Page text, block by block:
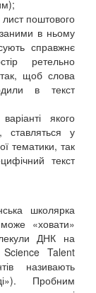
поштового
в ньому
справжнє
ретельно
щоб слова
в текст
якого
у
тематики, так
текст
школярка
«ховати»
ДНК на
Science Talent
називають
Пробним